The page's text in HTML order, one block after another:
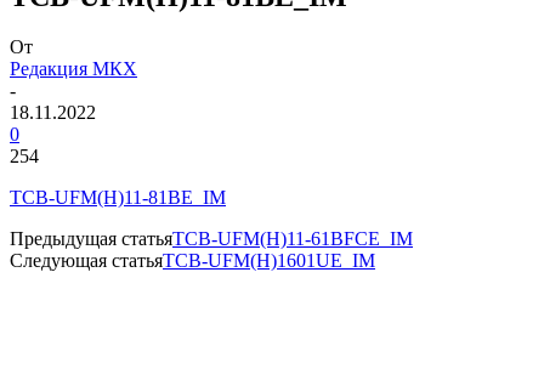
От
Редакция МКХ
-
18.11.2022
0
254
TCB-UFM(H)11-81BE_IM
Предыдущая статьяTCB-UFM(H)11-61BFCE_IM
Следующая статьяTCB-UFM(H)1601UE_IM